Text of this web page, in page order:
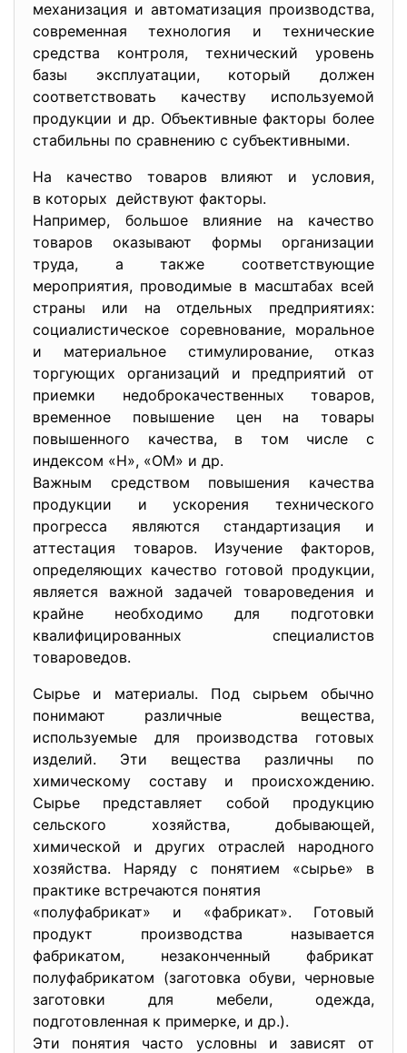
механизация и автоматизация производства,
современная технология и технические
средства контроля, технический уровень
базы эксплуатации, который должен
соответствовать качеству используемой
продукции и др. Объективные факторы более
стабильны по сравнению с субъективными.
На качество товаров влияют и условия,
в которых действуют факторы.
Например, большое влияние на качество
товаров оказывают формы организации
труда, а также соответствующие
мероприятия, проводимые в масштабах всей
страны или на отдельных предприятиях:
социалистическое соревнование, моральное
и материальное стимулирование, отказ
торгующих организаций и предприятий от
приемки недоброкачественных товаров,
временное повышение цен на товары
повышенного качества, в том числе с
индексом «Н», «ОМ» и др.
Важным средством повышения качества
продукции и ускорения технического
прогресса являются стандартизация и
аттестация товаров. Изучение факторов,
определяющих качество готовой продукции,
является важной задачей товароведения и
крайне необходимо для подготовки
квалифицированных специалистов
товароведов.
Сырье и материалы. Под сырьем обычно
понимают различные вещества,
используемые для производства готовых
изделий. Эти вещества различны по
химическому составу и происхождению.
Сырье представляет собой продукцию
сельского хозяйства, добывающей,
химической и других отраслей народного
хозяйства. Наряду с понятием «сырье» в
практике встречаются понятия
«полуфабрикат» и «фабрикат». Готовый
продукт производства называется
фабрикатом, незаконченный фабрикат
полуфабрикатом (заготовка обуви, черновые
заготовки для мебели, одежда,
подготовленная к примерке, и др.).
Эти понятия часто условны и зависят от